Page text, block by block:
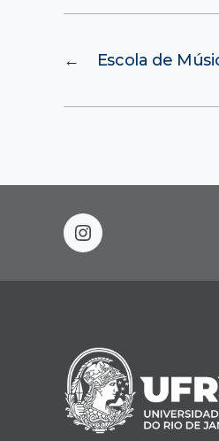
← Escola de
instagram